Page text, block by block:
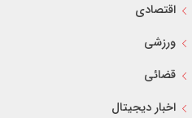
اقتصادی
ورزشی
قضائی
اخبار دیجیتال